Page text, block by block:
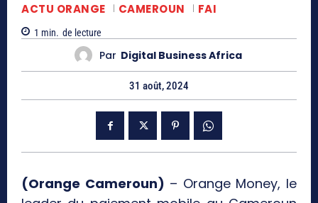
ACTU ORANGE CAMEROUN FAI
1 min. de lecture
Par Digital Business Africa
31 août, 2024
(Orange Cameroun) – Orange Money, le